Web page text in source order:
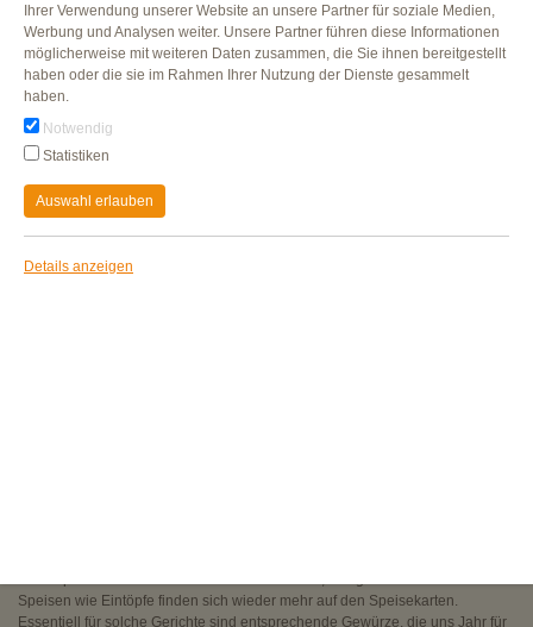
GUTFRIED GEWÜRZKUNDE – TEIL 2
Speisen wie Eintöpfe finden sich wieder mehr auf den Speisekarten.
Essentiell für solche Gerichte sind entsprechende Gewürze, die uns Jahr für
Ihrer Verwendung unserer Website an unsere Partner für soziale Medien,
Werbung und Analysen weiter. Unsere Partner führen diese Informationen
möglicherweise mit weiteren Daten zusammen, die Sie ihnen bereitgestellt
haben oder die sie im Rahmen Ihrer Nutzung der Dienste gesammelt
haben.
Notwendig
Statistiken
Auswahl erlauben
Details anzeigen